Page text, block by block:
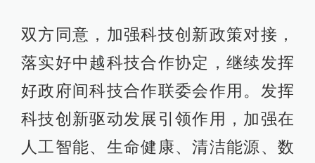
双方同意，加强科技创新政策对接，
落实好中越科技合作协定，继续发挥
好政府间科技合作联委会作用。发挥
科技创新驱动发展引领作用，加强在
人工智能、生命健康、清洁能源、数